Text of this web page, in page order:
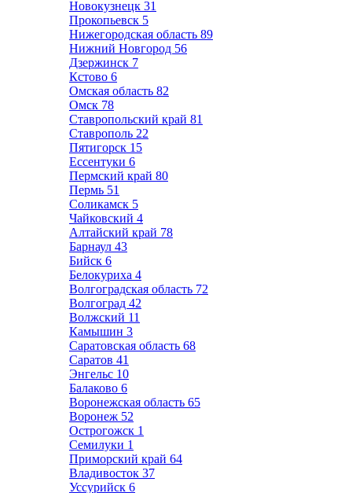
Новокузнецк 31
Прокопьевск 5
Нижегородская область 89
Нижний Новгород 56
Дзержинск 7
Кстово 6
Омская область 82
Омск 78
Ставропольский край 81
Ставрополь 22
Пятигорск 15
Ессентуки 6
Пермский край 80
Пермь 51
Соликамск 5
Чайковский 4
Алтайский край 78
Барнаул 43
Бийск 6
Белокуриха 4
Волгоградская область 72
Волгоград 42
Волжский 11
Камышин 3
Саратовская область 68
Саратов 41
Энгельс 10
Балаково 6
Воронежская область 65
Воронеж 52
Острогожск 1
Семилуки 1
Приморский край 64
Владивосток 37
Уссурийск 6